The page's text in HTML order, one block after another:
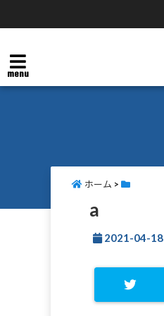
menu
ホーム >
a
2021-04-18